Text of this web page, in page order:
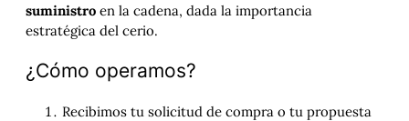
suministro en la cadena, dada la importancia
estratégica del cerio.
¿Cómo operamos?
Recibimos tu solicitud de compra o tu propuesta